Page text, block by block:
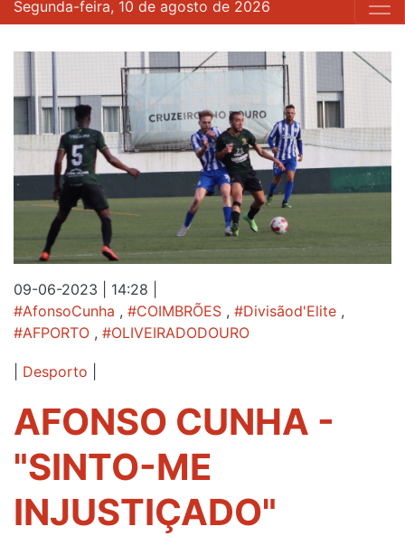
Segunda-feira, 10 de agosto de 2026
09-06-2023 | 14:28
#AfonsoCunha , #COIMBRÕES , #Divisãod'Elite ,
#AFPORTO , #OLIVEIRADODOURO
Desporto
AFONSO CUNHA -
"SINTO-ME
INJUSTIÇADO"